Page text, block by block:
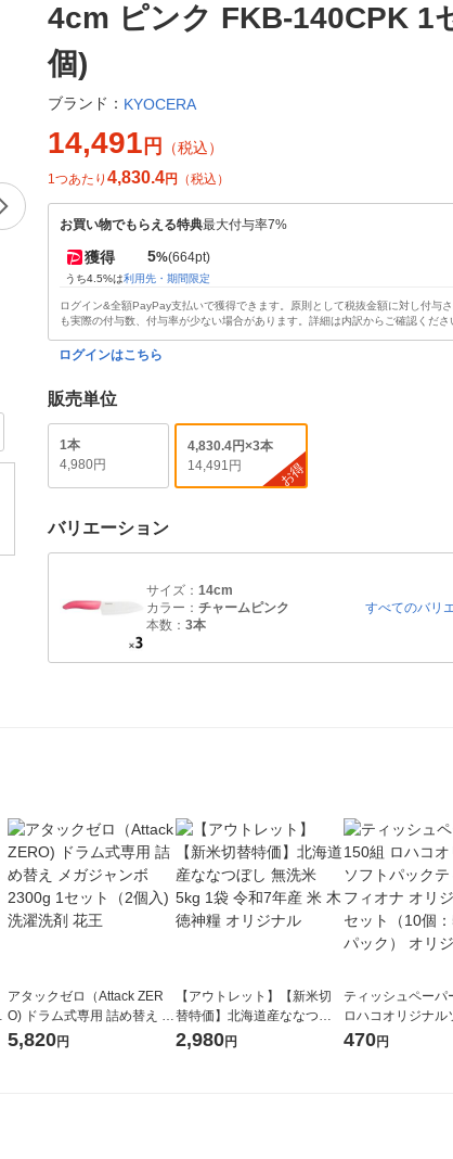
4cm ピンク FKB-140CPK 1
個)
ブランド： KYOCERA
14,491 円 （税込）
1つあたり 4,830.4円 （税込）
お買い物でもらえる特典最大付与率7%
獲得 5%(664pt)
うち4.5%は利用先・期間限定
ログイン&全額PayPay支払いで獲得できます。原則として税抜金額に対し付与
も実際の付与数、付与率が少ない場合があります。詳細は内訳からご確認くださ
ログインはこちら
販売単位
1本
4,980円
4,830.4円×3本
14,491円
お得
バリエーション
サイズ： 14cm
カラー： チャームピンク
本数： 3本
すべてのバリ
アタックゼロ（Attack ZER
O) ドラム式専用 詰め替え メ
ガジャンボ 2300g 1セット
（2個入) 洗濯洗剤 花王
5,820円
【アウトレット】【新米切
替特価】北海道産ななつぼ
し 無洗米 5kg 1袋 令和7年産
米 木徳神糧 オリジナル
2,980円
ティッシュペーパ
ロハコオリジナル
ックティッシュ フ
470円